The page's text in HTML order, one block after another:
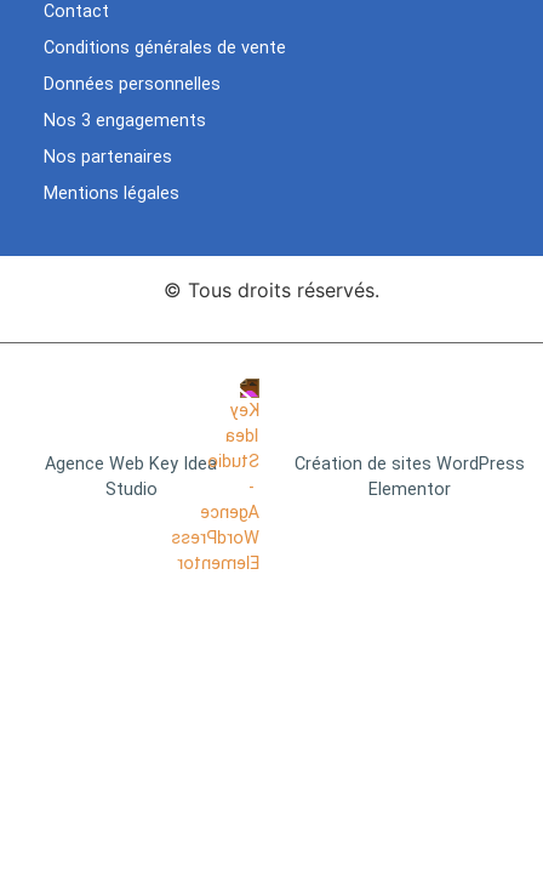
Contact
Conditions générales de vente
Données personnelles
Nos 3 engagements
Nos partenaires
Mentions légales
© Tous droits réservés.
Agence Web Key Idea
Studio
Création de sites WordPress
Elementor